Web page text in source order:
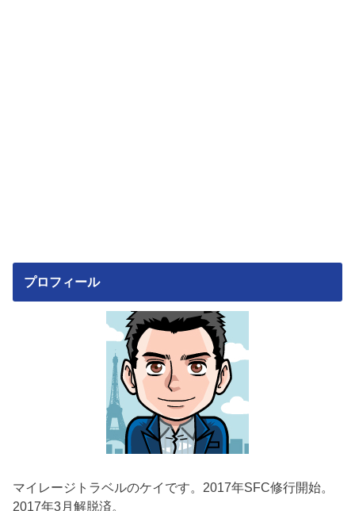
プロフィール
マイレージトラベルのケイです。2017年SFC修行開始。
2017年3月解脱済。